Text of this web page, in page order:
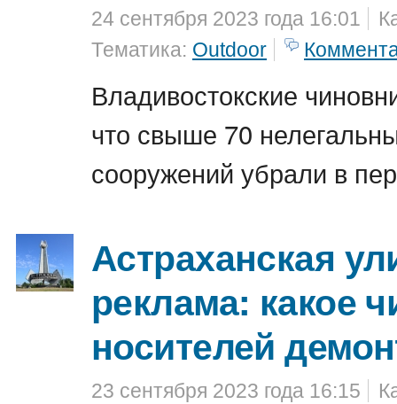
24 сентября 2023 года 16:01
Тематика: Outdoor
Владивостокские
что свыше 70
сооружений убрали в
Астраханская
реклама: какое
носителей
23 сентября 2023 года 16:15